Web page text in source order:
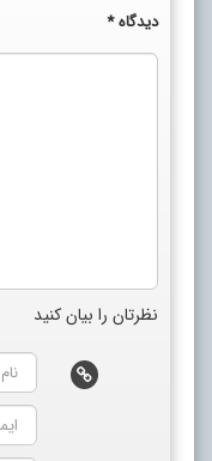
دیدگاه*
نظرتان را بیان کنید